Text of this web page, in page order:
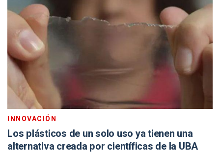
INNOVACIÓN
Los plásticos de un solo uso ya tienen una
alternativa creada por científicas de la UBA